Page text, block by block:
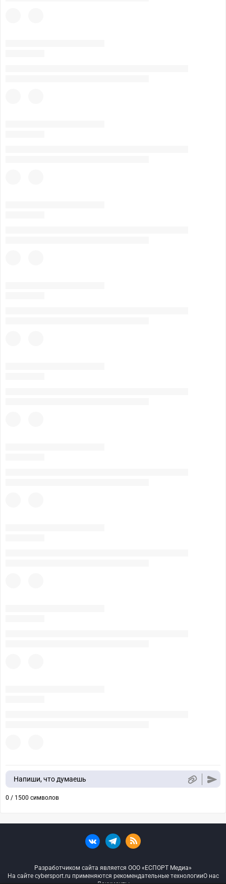
Напиши, что думаешь
0 / 1500 символов
Разработчиком сайта является ООО «ЕСПОРТ Медиа»
На сайте cybersport.ru применяются рекомендательные технологииО нас